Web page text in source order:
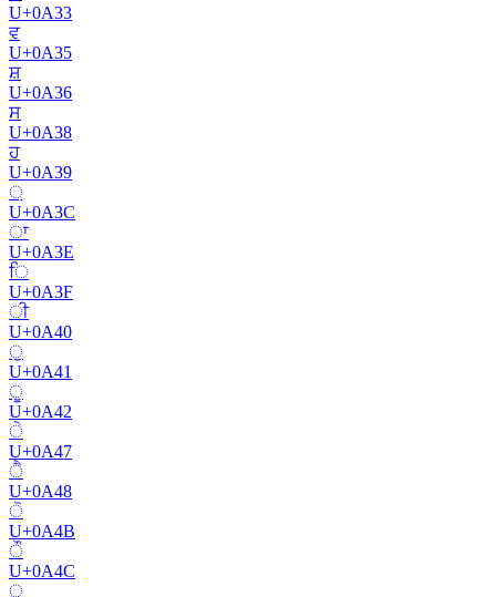
U+0A33
ਵ
U+0A35
ਸ਼
U+0A36
ਸ
U+0A38
ਹ
U+0A39
਼
U+0A3C
ਾ
U+0A3E
ਿ
U+0A3F
ੀ
U+0A40
ੁ
U+0A41
ੂ
U+0A42
ੇ
U+0A47
ੈ
U+0A48
ੋ
U+0A4B
ੌ
U+0A4C
੍